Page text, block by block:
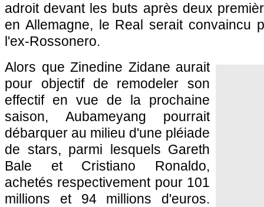
adroit devant les buts après deux
en Allemagne, le Real serait convaincu
l'ex-Rossonero.
Alors que Zinedine Zidane aurait
pour objectif de remodeler son
effectif en vue de la prochaine
saison, Aubameyang pourrait
débarquer au milieu d'une pléiade
de stars, parmi lesquels Gareth
Bale et Cristiano Ronaldo,
achetés respectivement pour 101
millions et 94 millions d'euros.